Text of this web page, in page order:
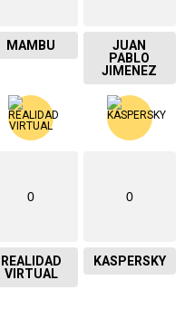
MAMBU
JUAN
PABLO
JIMENEZ
0
REALIDAD
VIRTUAL
0
KASPERSKY